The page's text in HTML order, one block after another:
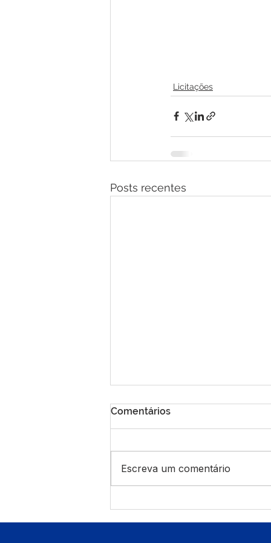
Licitações
Posts recentes
Comentários
Escreva um comentário